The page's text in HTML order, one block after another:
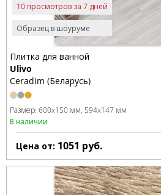
Образец в шоуруме
10 просмотров за 7 дней
Плитка для ванной
Ulivo
Ceradim (Беларусь)
Размер: 600x150 мм 594x147 мм
В наличии
Цена от: 1051 руб.